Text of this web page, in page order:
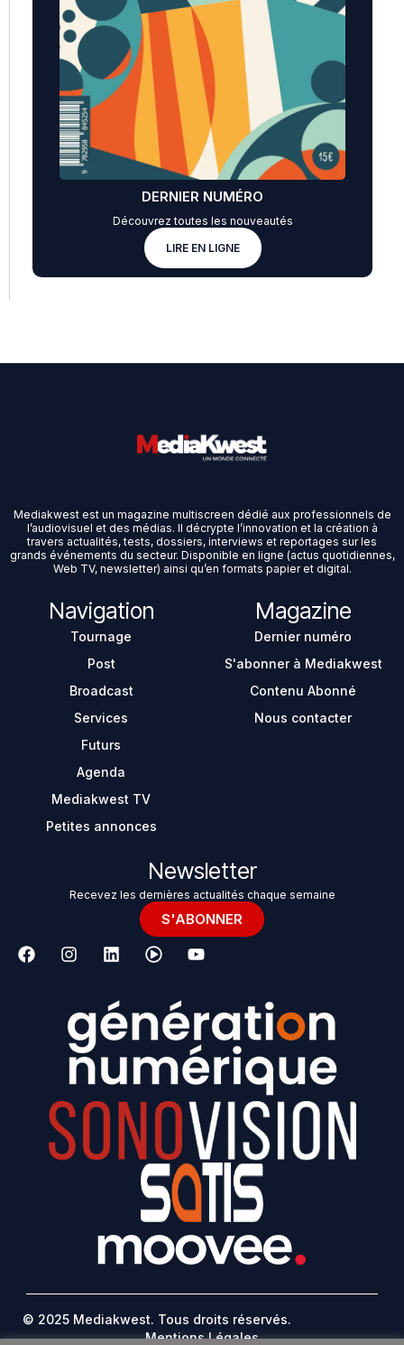
DERNIER NUMÉRO
Découvrez toutes les nouveautés
LIRE EN LIGNE
Mediakwest est un magazine multiscreen dédié aux professionnels de
l’audiovisuel et des médias. Il décrypte l’innovation et la création à
travers actualités, tests, dossiers, interviews et reportages sur les
grands événements du secteur. Disponible en ligne (actus quotidiennes,
Web TV, newsletter) ainsi qu’en formats papier et digital.
Navigation
Tournage
Post
Broadcast
Services
Futurs
Agenda
Mediakwest TV
Petites annonces
Magazine
Dernier numéro
S'abonner à Mediakwest
Contenu Abonné
Nous contacter
Newsletter
Recevez les dernières actualités chaque semaine
S'ABONNER
© 2025 Mediakwest. Tous droits réservés.
Mentions Légales